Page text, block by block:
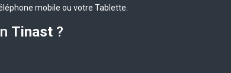
mobile ou votre Tablette.
Tinast ?